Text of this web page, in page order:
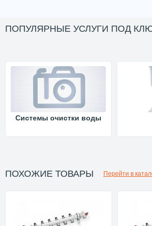
ПОПУЛЯРНЫЕ УСЛУГИ ПОД
Системы очистки воды
ПОХОЖИЕ ТОВАРЫ Перейти в